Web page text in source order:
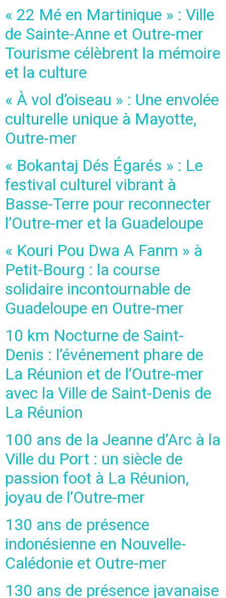
« 22 Mé en Martinique » : Ville
de Sainte-Anne et Outre-mer
Tourisme célèbrent la mémoire
et la culture
« À vol d’oiseau » : Une envolée
culturelle unique à Mayotte,
Outre-mer
« Bokantaj Dés Égarés » : Le
festival culturel vibrant à
Basse-Terre pour reconnecter
l’Outre-mer et la Guadeloupe
« Kouri Pou Dwa A Fanm » à
Petit-Bourg : la course
solidaire incontournable de
Guadeloupe en Outre-mer
10 km Nocturne de Saint-
Denis : l’événement phare de
La Réunion et de l’Outre-mer
avec la Ville de Saint-Denis de
La Réunion
100 ans de la Jeanne d’Arc à la
Ville du Port : un siècle de
passion foot à La Réunion,
joyau de l’Outre-mer
130 ans de présence
indonésienne en Nouvelle-
Calédonie et Outre-mer
130 ans de présence javanaise